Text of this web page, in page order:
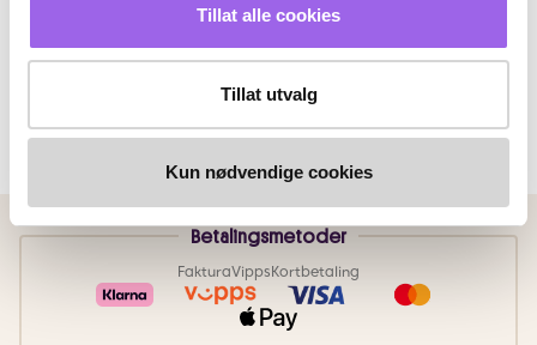
Tillat alle cookies
Tillat utvalg
Kun nødvendige cookies
Betalingsmetoder
FakturaVippsKortbetaling